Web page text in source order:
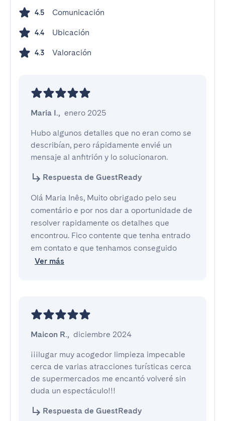
4.5 Comunicación
4.4 Ubicación
4.3 Valoración
Maria I., enero 2025
Hubo algunos detalles que no eran como se
describían, pero rápidamente envié un
mensaje al anfitrión y lo solucionaron.
Respuesta de GuestReady
Olá Maria Inês, Muito obrigado pelo seu
comentário e por nos dar a oportunidade de
resolver rapidamente os detalhes que
encontrou. Fico contente que tenha entrado
em contato e que tenhamos conseguido
Ver más
Maicon R., diciembre 2024
¡¡¡lugar muy acogedor limpieza impecable
cerca de varias atracciones turísticas cerca
de supermercados me encantó volveré sin
duda un espectáculo!!!
Respuesta de GuestReady